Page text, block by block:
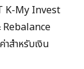
K-My Invest
Rebalance
สำหรับเงิน